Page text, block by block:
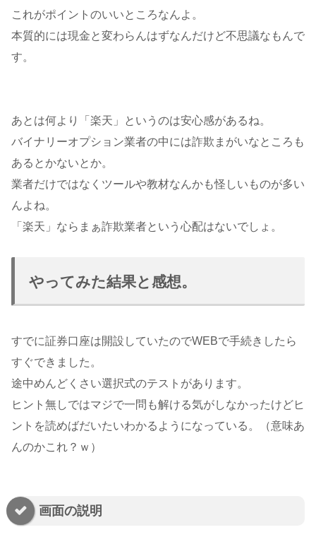
これがポイントのいいところなんよ。
本質的には現金と変わらんはずなんだけど不思議なもんで
す。
あとは何より「楽天」というのは安心感があるね。
バイナリーオプション業者の中には詐欺まがいなところも
あるとかないとか。
業者だけではなくツールや教材なんかも怪しいものが多い
んよね。
「楽天」ならまぁ詐欺業者という心配はないでしょ。
やってみた結果と感想。
すでに証券口座は開設していたのでWEBで手続きしたら
すぐできました。
途中めんどくさい選択式のテストがあります。
ヒント無しではマジで一問も解ける気がしなかったけどヒ
ントを読めばだいたいわかるようになっている。（意味あ
んのかこれ？ｗ）
画面の説明